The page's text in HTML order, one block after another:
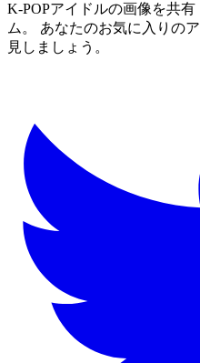
K-POPアイドルの画像を共
ム。 あなたのお気に入りの
見しましょう。